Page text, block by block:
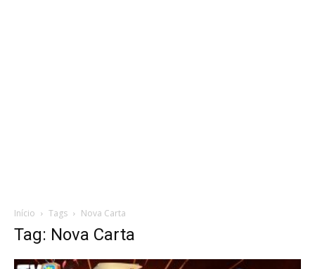
Início Tags Nova Carta
Tag: Nova Carta